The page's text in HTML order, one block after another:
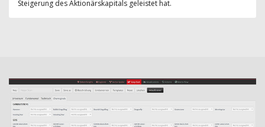
Steigerung des Aktionärskapitals geleistet hat.